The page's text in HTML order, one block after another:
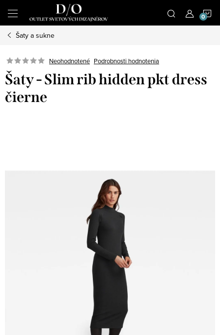
obsah
Šaty a sukne
Neohodnotené Podrobnosti hodnotenia
Šaty - Slim rib hidden pkt dress
čierne